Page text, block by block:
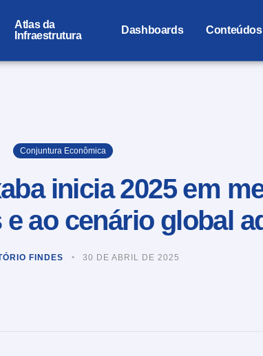
Atlas da
Infraestrutura
Dashboards Conteúdos
Conjuntura Econômica
inicia 2025 em
ao cenário global
FINDES 30 DE ABRIL DE 2025